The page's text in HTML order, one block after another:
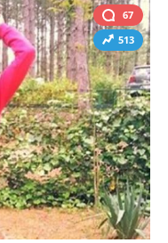
67
513